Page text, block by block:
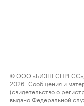
© ООО
2026. Сообщения и
(свидетельство о
выдано Федеральной